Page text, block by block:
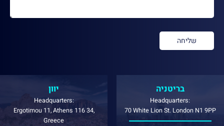
יוון
Headquarters:
Ergotimou 11, Athens 116 34,
Greece
בריטניה
Headquarters:
70 White Lion St. London N1 9PP